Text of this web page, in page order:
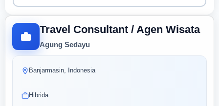
Travel Consultant / Agen Wisata
Agung Sedayu
Banjarmasin, Indonesia
Hibrida